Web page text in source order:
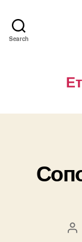
Search